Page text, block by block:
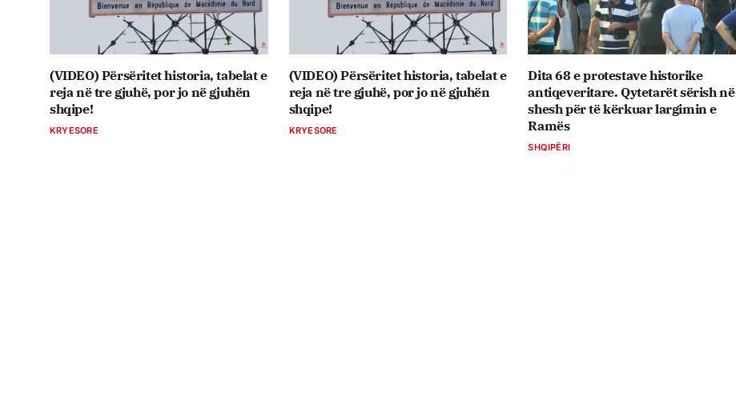
(VIDEO) Përsëritet historia, tabelat e
reja në tre gjuhë, por jo në gjuhën
shqipe!
KRYESORE
(VIDEO) Përsëritet historia, tabelat e
reja në tre gjuhë, por jo në gjuhën
shqipe!
KRYESORE
Dita 68 e protestave historike
antiqeveritare. Qytetarët sërish në
shesh për të kërkuar largimin e
Ramës
SHQIPËRI